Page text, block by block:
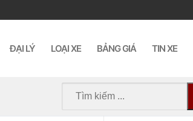
ĐẠI LÝ LOẠI XE BẢNG GIÁ TIN XE
Tìm